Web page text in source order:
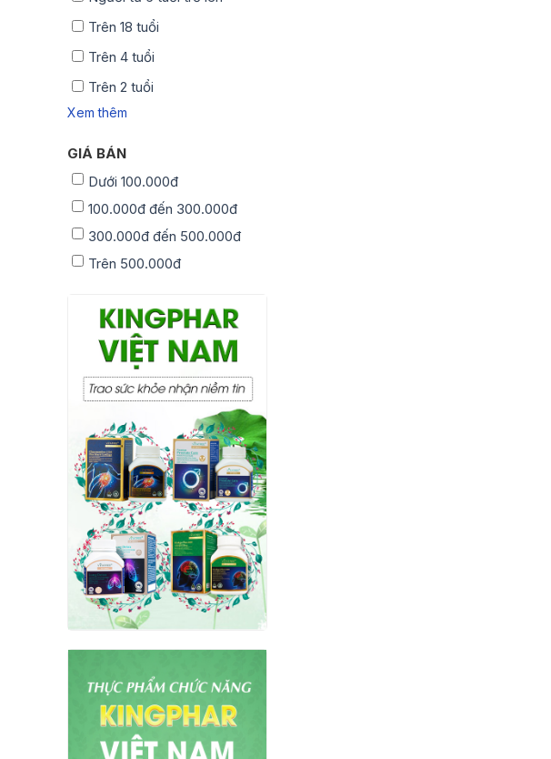
Trên 18 tuổi
Trên 4 tuổi
Trên 2 tuổi
Xem thêm
GIÁ BÁN
Dưới 100.000đ
100.000đ đến 300.000đ
300.000đ đến 500.000đ
Trên 500.000đ